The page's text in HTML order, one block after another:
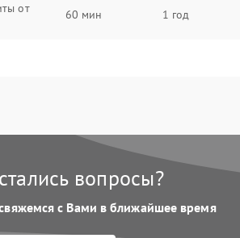
от
60 мин 1 год
подачи
60 мин
вопросы?
с Вами в ближайшее время